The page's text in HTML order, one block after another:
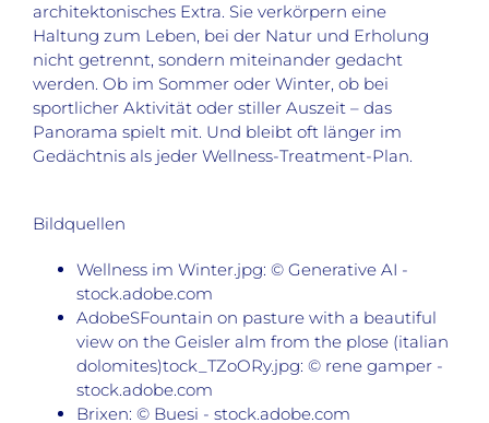
architektonisches Extra. Sie verkörpern eine
Haltung zum Leben, bei der Natur und Erholung
nicht getrennt, sondern miteinander gedacht
werden. Ob im Sommer oder Winter, ob bei
sportlicher Aktivität oder stiller Auszeit – das
Panorama spielt mit. Und bleibt oft länger im
Gedächtnis als jeder Wellness-Treatment-Plan.
Bildquellen
Wellness im Winter.jpg: © Generative AI -
stock.adobe.com
AdobeSFountain on pasture with a beautiful
view on the Geisler alm from the plose (italian
dolomites)tock_TZoORy.jpg: © rene gamper -
stock.adobe.com
Brixen: © Buesi - stock.adobe.com